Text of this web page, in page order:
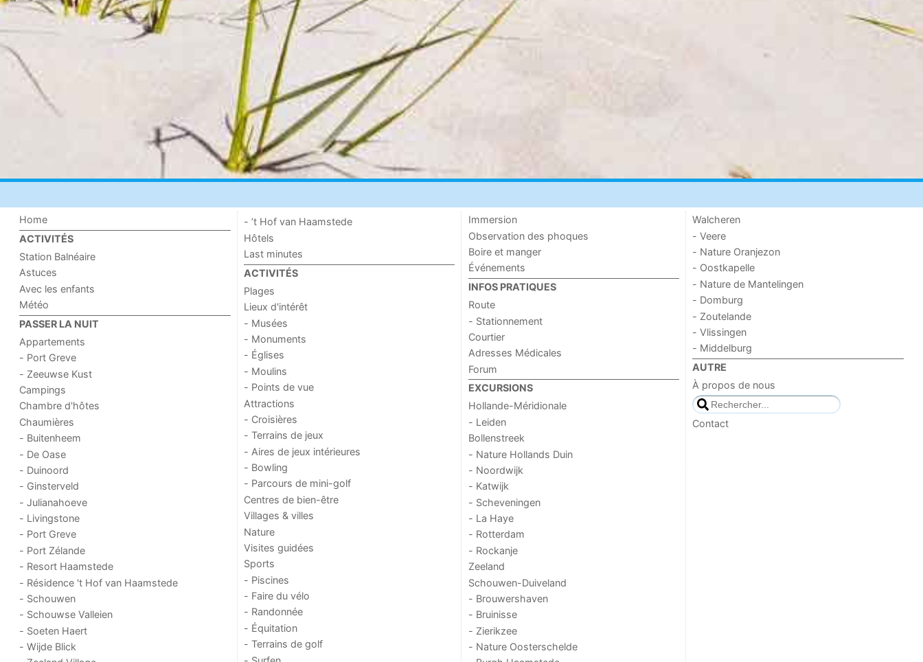
Home
ACTIVITÉS
Station Balnéaire
Astuces
Avec les enfants
Météo
PASSER LA NUIT
Appartements
- Port Greve
- Zeeuwse Kust
Campings
Chambre d'hôtes
Chaumières
- Buitenheem
- De Oase
- Duinoord
- Ginsterveld
- Julianahoeve
- Livingstone
- Port Greve
- Port Zélande
- Resort Haamstede
- Résidence 't Hof van Haamstede
- Schouwen
- Schouwse Valleien
- Soeten Haert
- Wijde Blick
- ’t Hof van Haamstede
Hôtels
Last minutes
ACTIVITÉS
Plages
Lieux d'intérêt
- Musées
- Monuments
- Églises
- Moulins
- Points de vue
Attractions
- Croisières
- Terrains de jeux
- Aires de jeux intérieures
- Bowling
- Parcours de mini-golf
Centres de bien-être
Villages & villes
Nature
Visites guidées
Sports
- Piscines
- Faire du vélo
- Randonnée
- Équitation
- Terrains de golf
Immersion
Observation des phoques
Boire et manger
Événements
INFOS PRATIQUES
Route
- Stationnement
Courtier
Adresses Médicales
Forum
EXCURSIONS
Hollande-Méridionale
- Leiden
Bollenstreek
- Nature Hollands Duin
- Noordwijk
- Katwijk
- Scheveningen
- La Haye
- Rotterdam
- Rockanje
Zeeland
Schouwen-Duiveland
- Brouwershaven
- Bruinisse
- Zierikzee
- Nature Oosterschelde
Walcheren
- Veere
- Nature Oranjezon
- Oostkapelle
- Nature de Mantelingen
- Domburg
- Zoutelande
- Vlissingen
- Middelburg
AUTRE
À propos de nous
Contact